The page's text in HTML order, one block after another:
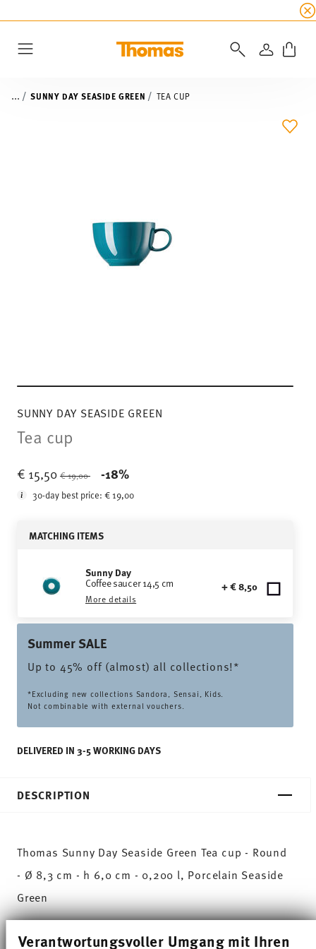
Verantwortungsvoller Umgang mit Ihren
☀️ Up to 45% discount on all
LOGIN
... SUNNY DAY SEASIDE GREEN TEA CUP
SUNNY DAY SEASIDE GREEN
Tea cup
€ 15,50 Price reduced from
€ 19,00 -18%
30-day best price:€ 19,00
MATCHING ITEMS
Sunny Day
Coffee saucer 14,5 cm
More details
+ € 8,50
Summer SALE
Up to 45% off (almost) all collections!*
*Excluding new collections Sandora, Sensai, Kids.
Not combinable with external vouchers.
DELIVERED IN 3-5 WORKING DAYS
ADD
DESCRIPTION
Thomas Sunny Day Seaside Green Tea cup - Round
- Ø 8,3 cm - h 6,0 cm - 0,200 l, Porcelain Seaside
Green